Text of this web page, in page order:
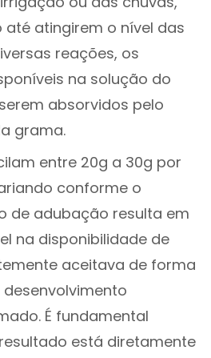
atingirem o nível das
reações, os
na solução do
absorvidos pelo
grama.
entre 20g a 30g por
conforme o
de adubação resulta em
na disponibilidade de
aceitava de forma
É fundamental
está diretamente